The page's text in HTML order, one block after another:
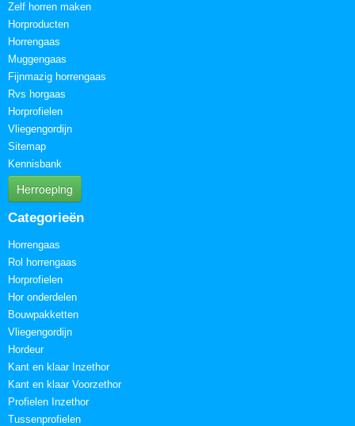
Zelf horren maken
Horproducten
Horrengaas
Muggengaas
Fijnmazig horrengaas
Rvs horgaas
Horprofielen
Vliegengordijn
Sitemap
Kennisbank
Herroeping
Categorieën
Horrengaas
Rol horrengaas
Horprofielen
Hor onderdelen
Bouwpakketten
Vliegengordijn
Hordeur
Kant en klaar Inzethor
Kant en klaar Voorzethor
Profielen Inzethor
Tussenprofielen